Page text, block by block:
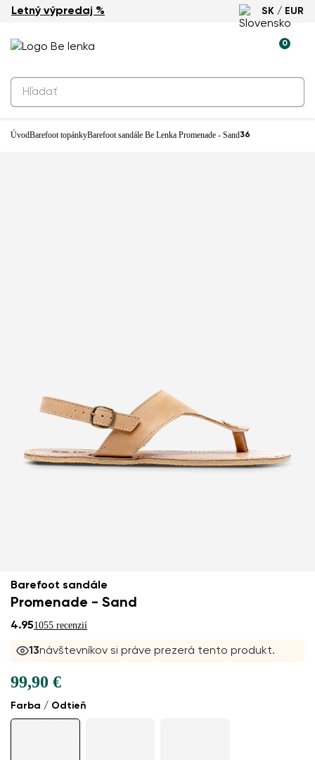
Letný výpredaj % SK / EUR
0
ÚvodBarefoot topánkyBarefoot sandále Be Lenka Promenade - Sand36
Barefoot sandále
Promenade - Sand
4.951055 recenzií
13návštevníkov si práve prezerá tento produkt.
Farba / Odtieň
99,90 €
Barefoot sandále Be Lenka